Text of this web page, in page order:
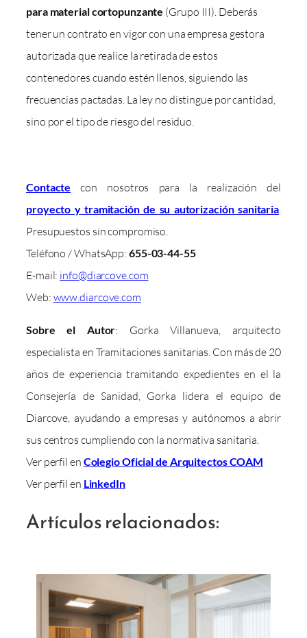
para material cortopunzante (Grupo III). Deberás
tener un contrato en vigor con una empresa gestora
autorizada que realice la retirada de estos
contenedores cuando estén llenos, siguiendo las
frecuencias pactadas. La ley no distingue por cantidad,
sino por el tipo de riesgo del residuo.
Contacte con nosotros para la realización del
proyecto y tramitación de su autorización sanitaria
Presupuestos sin compromiso.
Teléfono / WhatsApp: 655-03-44-55
E-mail: info@diarcove.com
Web: www.diarcove.com
Sobre el Autor: Gorka Villanueva, arquitecto
especialista en Tramitaciones sanitarias. Con más de 20
años de experiencia tramitando expedientes en el la
Consejería de Sanidad, Gorka lidera el equipo de
Diarcove, ayudando a empresas y autónomos a abrir
sus centros cumpliendo con la normativa sanitaria.
Ver perfil en Colegio Oficial de Arquitectos COAM
Ver perfil en LinkedIn
Artículos relacionados: